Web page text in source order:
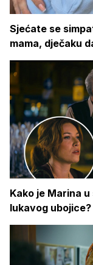
Sjećate se
mama, dječaku
Kako je Marina
lukavog ubojice?